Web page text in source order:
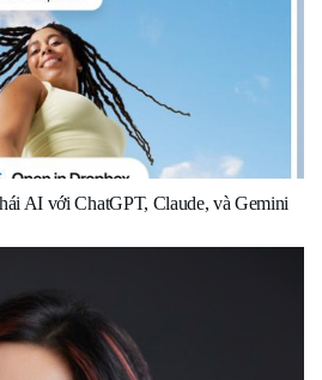
AI với ChatGPT, Claude, và Gemini